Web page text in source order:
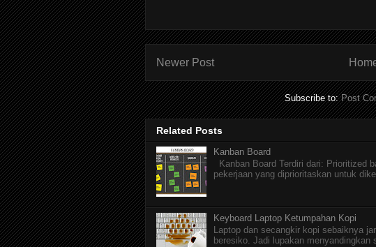
Newer Post
Subscribe to:Post
Related Posts
Kanban Board
Kanban Board Terdiri dari: Prioritized
pekerjaan yang diprioritaskan untuk
Keyboard Laptop Ketumpahan Kopi
Laptop dan secangkir kopi sebaiknya
beresiko. Jadi lupakan menyandingkan